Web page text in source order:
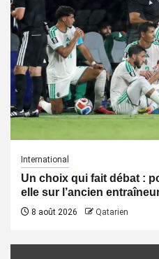
International
Un choix qui fait débat :
elle sur l’ancien
8 août 2026 Qatarien